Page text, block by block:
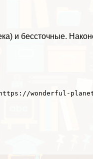
и бессточные.
wonderful-